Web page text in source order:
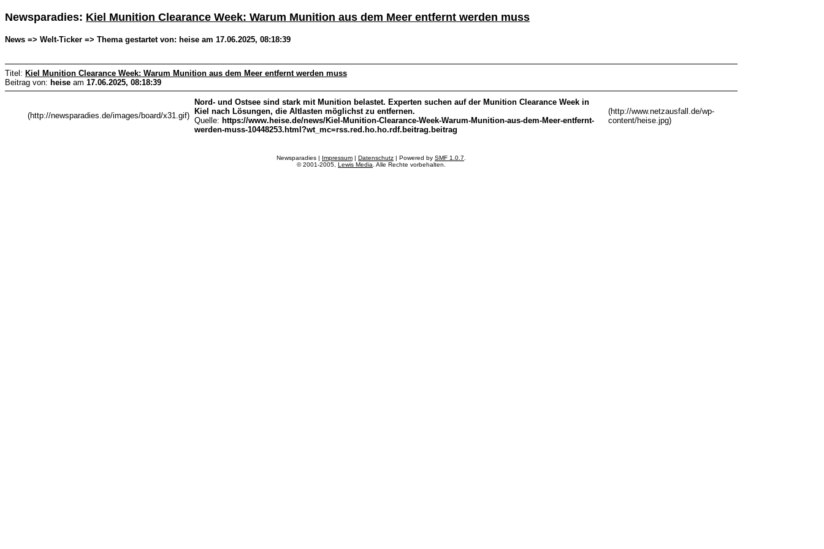
Newsparadies: Kiel Munition Clearance Week: Warum Munition aus dem Meer entfernt werden muss
News => Welt-Ticker => Thema gestartet von: heise am 17.06.2025, 08:18:39
Titel: Kiel Munition Clearance Week: Warum Munition aus dem Meer entfernt werden muss
Beitrag von: heise am 17.06.2025, 08:18:39
(http://newsparadies.de/images/board/x31.gif)
Nord- und Ostsee sind stark mit Munition belastet. Experten suchen auf der Munition Clearance Week in
Kiel nach Lösungen, die Altlasten möglichst zu entfernen.
Quelle: https://www.heise.de/news/Kiel-Munition-Clearance-Week-Warum-Munition-aus-dem-Meer-entfernt-
werden-muss-10448253.html?wt_mc=rss.red.ho.ho.rdf.beitrag.beitrag
(http://www.netzausfall.de/wp-
content/heise.jpg)
Newsparadies | Impressum | Datenschutz | Powered by SMF 1.0.7
© 2001-2005, Lewis Media . Alle Rechte vorbehalten.